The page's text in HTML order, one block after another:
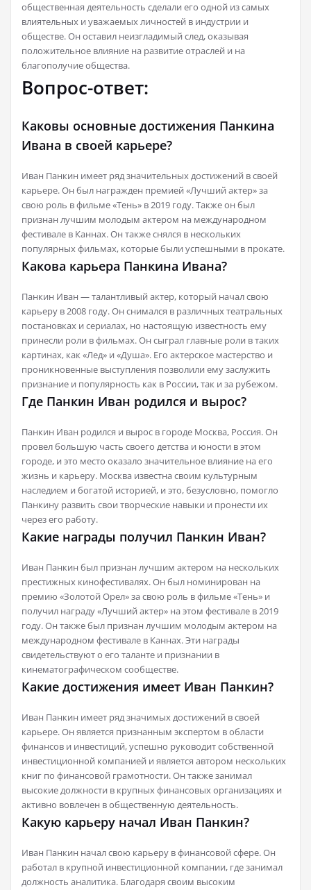
общественная деятельность сделали его одной из самых
влиятельных и уважаемых личностей в индустрии и
обществе. Он оставил неизгладимый след, оказывая
положительное влияние на развитие отраслей и на
благополучие общества.
Вопрос-ответ:
Каковы основные достижения Панкина
Ивана в своей карьере?
Иван Панкин имеет ряд значительных достижений в своей
карьере. Он был награжден премией «Лучший актер» за
свою роль в фильме «Тень» в 2019 году. Также он был
признан лучшим молодым актером на международном
фестивале в Каннах. Он также снялся в нескольких
популярных фильмах, которые были успешными в прокате.
Какова карьера Панкина Ивана?
Панкин Иван — талантливый актер, который начал свою
карьеру в 2008 году. Он снимался в различных театральных
постановках и сериалах, но настоящую известность ему
принесли роли в фильмах. Он сыграл главные роли в таких
картинах, как «Лед» и «Душа». Его актерское мастерство и
проникновенные выступления позволили ему заслужить
признание и популярность как в России, так и за рубежом.
Где Панкин Иван родился и вырос?
Панкин Иван родился и вырос в городе Москва, Россия. Он
провел большую часть своего детства и юности в этом
городе, и это место оказало значительное влияние на его
жизнь и карьеру. Москва известна своим культурным
наследием и богатой историей, и это, безусловно, помогло
Панкину развить свои творческие навыки и пронести их
через его работу.
Какие награды получил Панкин Иван?
Иван Панкин был признан лучшим актером на нескольких
престижных кинофестивалях. Он был номинирован на
премию «Золотой Орел» за свою роль в фильме «Тень» и
получил награду «Лучший актер» на этом фестивале в 2019
году. Он также был признан лучшим молодым актером на
международном фестивале в Каннах. Эти награды
свидетельствуют о его таланте и признании в
кинематографическом сообществе.
Какие достижения имеет Иван Панкин?
Иван Панкин имеет ряд значимых достижений в своей
карьере. Он является признанным экспертом в области
финансов и инвестиций, успешно руководит собственной
инвестиционной компанией и является автором нескольких
книг по финансовой грамотности. Он также занимал
высокие должности в крупных финансовых организациях и
активно вовлечен в общественную деятельность.
Какую карьеру начал Иван Панкин?
Иван Панкин начал свою карьеру в финансовой сфере. Он
работал в крупной инвестиционной компании, где занимал
должность аналитика. Благодаря своим высоким